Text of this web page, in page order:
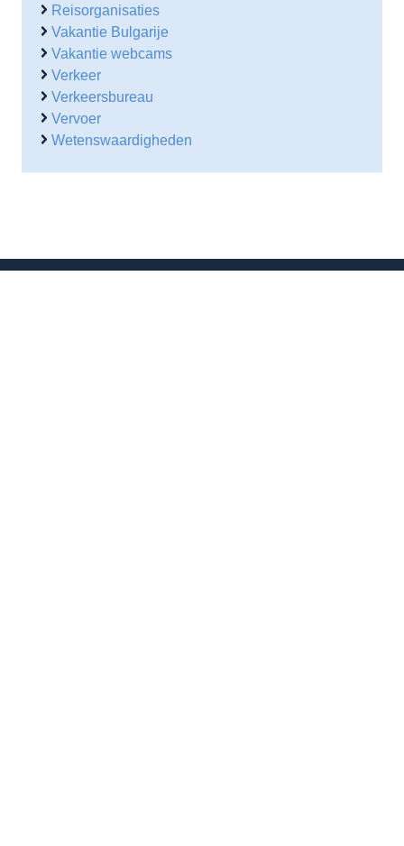
Reisorganisaties
Vakantie Bulgarije
Vakantie webcams
Verkeer
Verkeersbureau
Vervoer
Wetenswaardigheden